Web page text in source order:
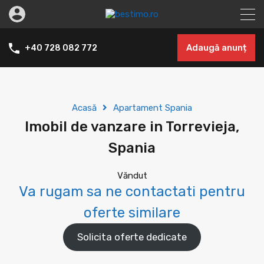
+40 728 082 772 Adaugă anunț
Acasă Apartament Spania
Imobil de vanzare in Torrevieja,
Spania
Văndut
Va rugam sa ne contactati pentru
oferte similare
Solicita oferte dedicate